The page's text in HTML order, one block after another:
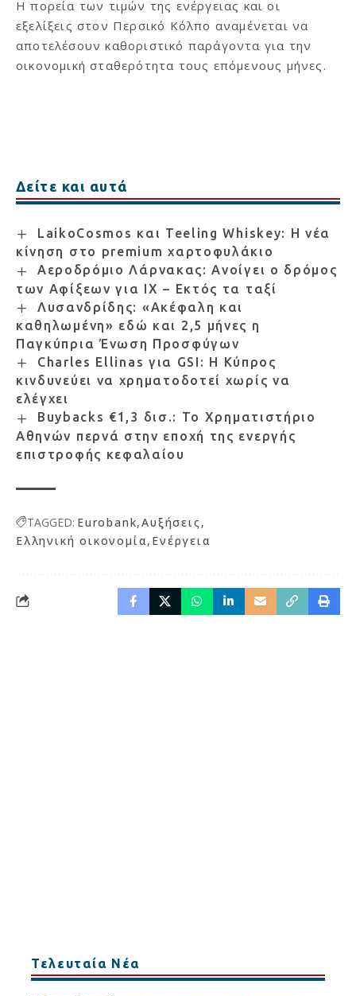
Η πορεία των τιμών της ενέργειας και οι
εξελίξεις στον Περσικό Κόλπο αναμένεται να
αποτελέσουν καθοριστικό παράγοντα για την
οικονομική σταθερότητα τους επόμενους μήνες.
Δείτε και αυτά
LaikoCosmos και Teeling Whiskey: Η νέα
κίνηση στο premium χαρτοφυλάκιο
Αεροδρόμιο Λάρνακας: Ανοίγει ο δρόμος
των Αφίξεων για ΙΧ – Εκτός τα ταξί
Λυσανδρίδης: «Ακέφαλη και
καθηλωμένη» εδώ και 2,5 μήνες η
Παγκύπρια Ένωση Προσφύγων
Charles Ellinas για GSI: Η Κύπρος
κινδυνεύει να χρηματοδοτεί χωρίς να
ελέγχει
Buybacks €1,3 δισ.: Το Χρηματιστήριο
Αθηνών περνά στην εποχή της ενεργής
επιστροφής κεφαλαίου
TAGGED: Eurobank Αυξήσεις
Ελληνική οικονομία Ενέργεια
Τελευταία Νέα